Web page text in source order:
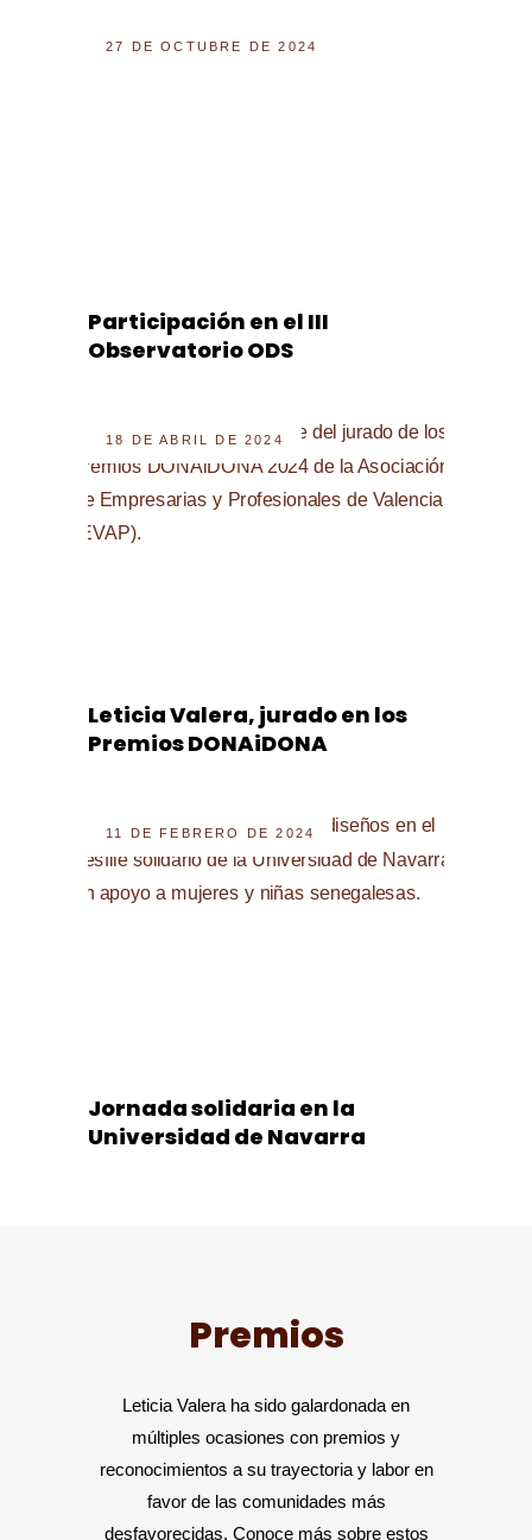
27 DE OCTUBRE DE 2024
Participación en el III
Observatorio ODS
18 DE ABRIL DE 2024
Leticia Valera, jurado en los
Premios DONAiDONA
11 DE FEBRERO DE 2024
Jornada solidaria en la
Universidad de Navarra
Premios
Leticia Valera ha sido galardonada en
múltiples ocasiones con premios y
reconocimientos a su trayectoria y labor en
favor de las comunidades más
desfavorecidas. Conoce más sobre estos